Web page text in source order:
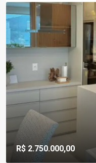
R$ 2.750.000,00